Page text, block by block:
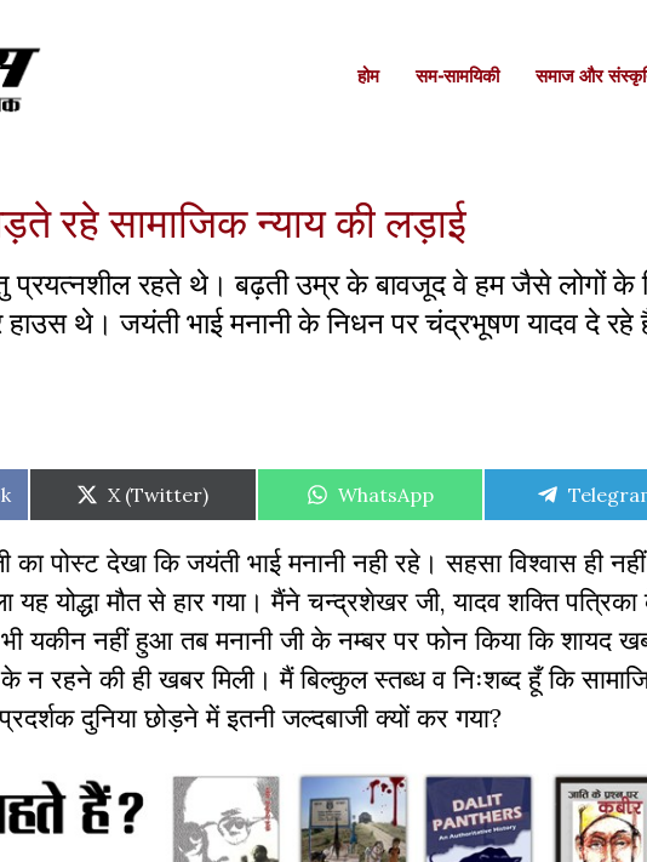
होम सम-सामयिकी समाज और
रहे सामाजिक न्याय की लड़ाई
रहते थे। बढ़ती उम्र के बावजूद वे हम जैसे लोगों के
हाउस थे। जयंती भाई मनानी के निधन पर चंद्रभूषण यादव दे रहे
Share
on
X (Twitter)
Share
WhatsApp
Share
पोस्ट देखा कि जयंती भाई मनानी नही रहे। सहसा विश्वास ही
यह योद्धा मौत से हार गया। मैंने चन्द्रशेखर जी, यादव शक्ति
यकीन नहीं हुआ तब मनानी जी के नम्बर पर फोन किया कि शायद
रहने की ही खबर मिली। मैं बिल्कुल स्तब्ध व निःशब्द हूँ कि
दुनिया छोड़ने में इतनी जल्दबाजी क्यों कर गया?